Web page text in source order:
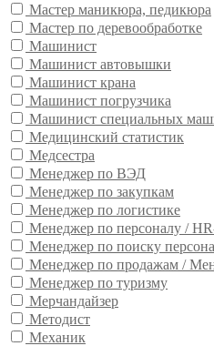
Мастер маникюра, педикюра
Мастер по деревообработке
Машинист
Машинист автовышки
Машинист крана
Машинист погрузчика
Машинист специальных
Медицинский статистик
Медсестра
Менеджер по ВЭД
Менеджер по закупкам
Менеджер по логистике
Менеджер по персоналу /
Менеджер по поиску
Менеджер по продажам /
Менеджер по туризму
Мерчандайзер
Методист
Механик